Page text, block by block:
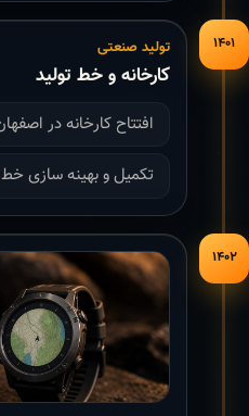
۱۴۰۱ تولید صنعتی
کارخانه و خط تولید
افتتاح کارخانه در
تکمیل و بهینه سازی خط
۱۴۰۲